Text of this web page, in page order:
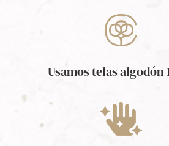

Usamos telas algodón
